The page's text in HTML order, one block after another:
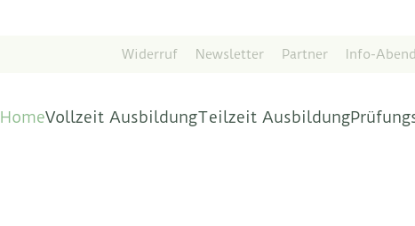
Widerruf Newsletter Partner Info-
HomeVollzeit AusbildungTeilzeit Ausbildung